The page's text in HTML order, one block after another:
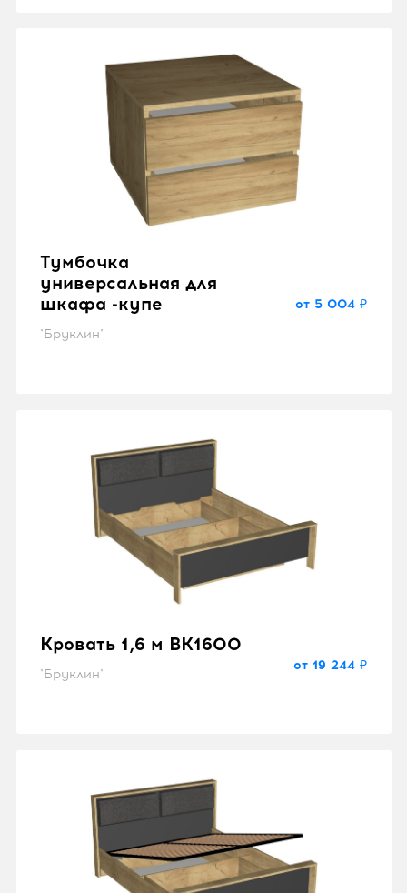
Тумбочка
универсальная для
шкафа -купе
"Бруклин"
от 5 004 ₽
Кровать 1,6 м BK1600
"Бруклин"
от 19 244 ₽